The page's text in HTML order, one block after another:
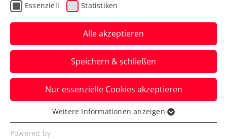
Generali Open Kitzbühel:
Qualifikation mit ÖTV-
Quartett
Jurij Rodionov, Sandro Kopp, Neil
Oberleitner und Nico Hipfl sind beim
ATP-Turnier in Tirol am Start.
Verfasst von: Presseaussendung / Redaktion, 18.07.2025
Essenziell Statistiken
Alle akzeptieren
Speichern & schließen
Nur essenzielle Cookies akzeptieren
Essenziell
Essenzielle Cookies werden für grundlegende
Weitere Informationen anzeigen
Powered by